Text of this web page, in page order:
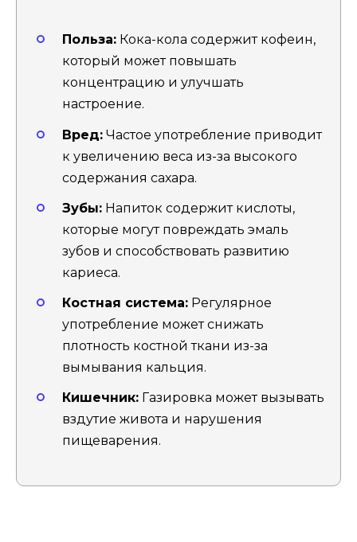
Польза: Кока-кола содержит кофеин,
который может повышать
концентрацию и улучшать
настроение.
Вред: Частое употребление приводит
к увеличению веса из-за высокого
содержания сахара.
Зубы: Напиток содержит кислоты,
которые могут повреждать эмаль
зубов и способствовать развитию
кариеса.
Костная система: Регулярное
употребление может снижать
плотность костной ткани из-за
вымывания кальция.
Кишечник: Газировка может вызывать
вздутие живота и нарушения
пищеварения.